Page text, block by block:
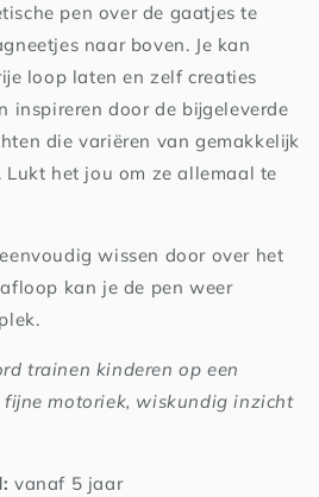
pen over de gaatjes te
naar boven. Je kan
loop laten en zelf creaties
inspireren door de bijgeleverde
die variëren van gemakkelijk
het jou om ze allemaal te
wissen door over het
kan je de pen weer
trainen kinderen op een
fijne motoriek, wiskundig inzicht
vanaf 5 jaar